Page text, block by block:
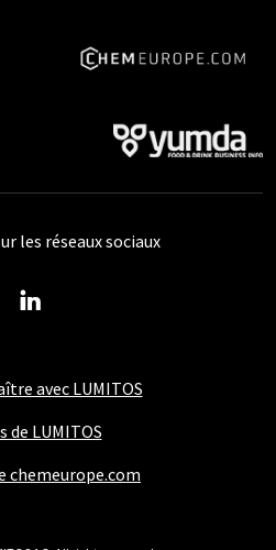
avec LUMITOS
de LUMITOS
chemeurope.com
les réseaux sociaux